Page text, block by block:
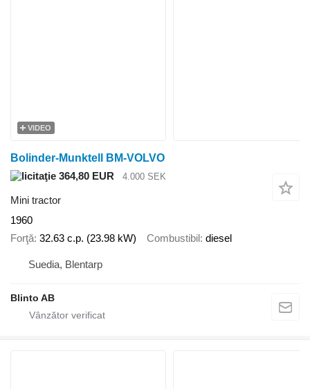
VIDEO
Bolinder-Munktell BM-VOLVO
364,80 EUR
4.000 SEK
Mini tractor
1960
Forţă 32.63 c.p. (23.98 kW) Combustibil diesel
Suedia, Blentarp
Blinto AB